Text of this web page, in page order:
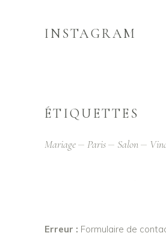
INSTAGRAM
ÉTIQUETTES
Mariage Paris Salon
Erreur : Formulaire de